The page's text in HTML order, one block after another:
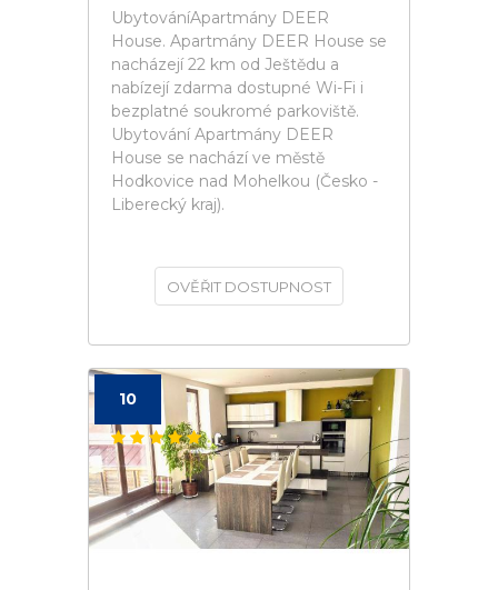
UbytováníApartmány DEER
House. Apartmány DEER House se
nacházejí 22 km od Ještědu a
nabízejí zdarma dostupné Wi-Fi i
bezplatné soukromé parkoviště.
Ubytování Apartmány DEER
House se nachází ve městě
Hodkovice nad Mohelkou (Česko -
Liberecký kraj).
OVĚŘIT DOSTUPNOST
10